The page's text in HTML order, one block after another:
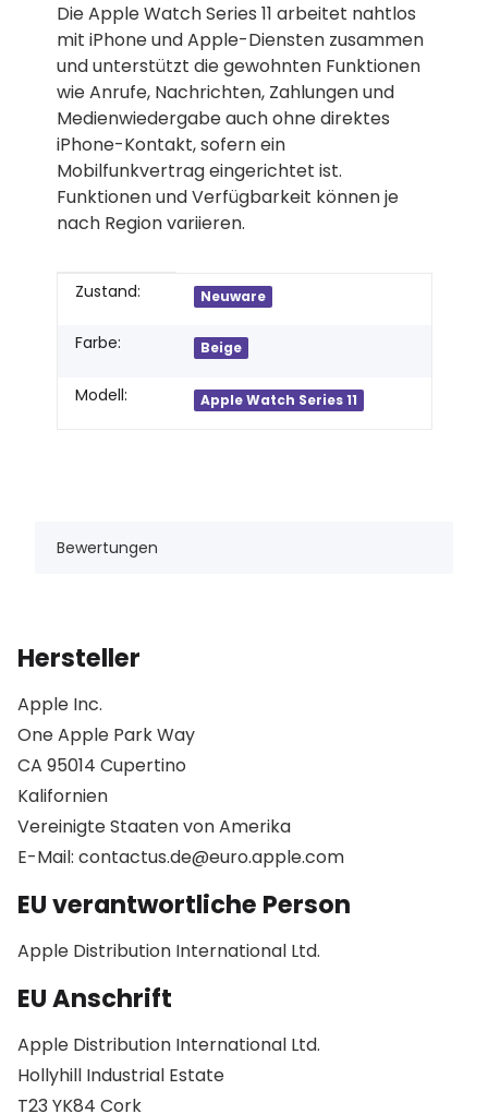
Die Apple Watch Series 11 arbeitet nahtlos
mit iPhone und Apple-Diensten zusammen
und unterstützt die gewohnten Funktionen
wie Anrufe, Nachrichten, Zahlungen und
Medienwiedergabe auch ohne direktes
iPhone-Kontakt, sofern ein
Mobilfunkvertrag eingerichtet ist.
Funktionen und Verfügbarkeit können je
nach Region variieren.
Produkteigenschaft
Wert
Zustand: Neuware
Farbe: Beige
Modell: Apple Watch Series 11
Bewertungen
Hersteller
Apple Inc.
One Apple Park Way
CA 95014 Cupertino
Kalifornien
Vereinigte Staaten von Amerika
E-Mail: contactus.de@euro.apple.com
EU verantwortliche Person
Apple Distribution International Ltd.
EU Anschrift
Apple Distribution International Ltd.
Hollyhill Industrial Estate
T23 YK84 Cork